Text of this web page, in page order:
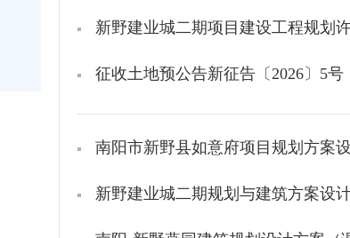
新野建业城二期项目建设工程规划
征收土地预公告新征告〔2026〕5号
南阳市新野县如意府项目规划方案
新野建业城二期规划与建筑方案设